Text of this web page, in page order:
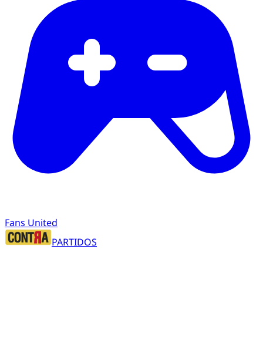
Fans United
PARTIDOS